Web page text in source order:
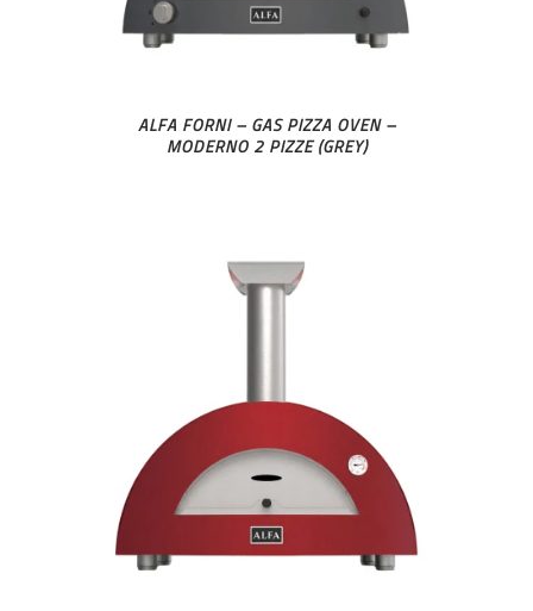
ALFA FORNI – GAS PIZZA OVEN –
MODERNO 2 PIZZE (GREY)